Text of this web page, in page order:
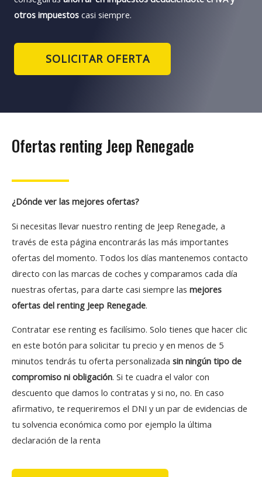
otros impuestos casi siempre.
SOLICITAR OFERTA
Ofertas renting Jeep Renegade
¿Dónde ver las mejores ofertas?
Si necesitas llevar nuestro renting de Jeep Renegade, a
través de esta página encontrarás las más importantes
ofertas del momento. Todos los días mantenemos contacto
directo con las marcas de coches y comparamos cada día
nuestras ofertas, para darte casi siempre las mejores
ofertas del renting Jeep Renegade.
Contratar ese renting es facilísimo. Solo tienes que hacer clic
en este botón para solicitar tu precio y en menos de 5
minutos tendrás tu oferta personalizada sin ningún tipo de
compromiso ni obligación. Si te cuadra el valor con
descuento que damos lo contratas y si no, no. En caso
afirmativo, te requeriremos el DNI y un par de evidencias de
tu solvencia económica como por ejemplo la última
declaración de la renta